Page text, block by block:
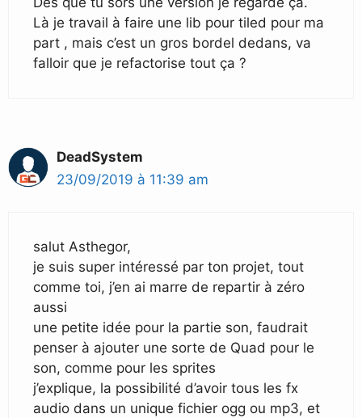
Là je travail à faire une lib pour tiled pour ma
part , mais c’est un gros bordel dedans, va
falloir que je refactorise tout ça ?
DeadSystem
23/09/2019 à 11:39 am
salut Asthegor,
je suis super intéressé par ton projet, tout
comme toi, j’en ai marre de repartir à zéro
aussi
une petite idée pour la partie son, faudrait
penser à ajouter une sorte de Quad pour le
son, comme pour les sprites
j’explique, la possibilité d’avoir tous les fx
audio dans un unique fichier ogg ou mp3, et